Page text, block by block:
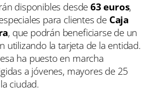
disponibles desde63 euros,
para clientes de Caja
, que podrán beneficiarse de un
utilizando la tarjeta de la entidad.
ha puesto en marcha
a jóvenes, mayores de 25
ciudad.